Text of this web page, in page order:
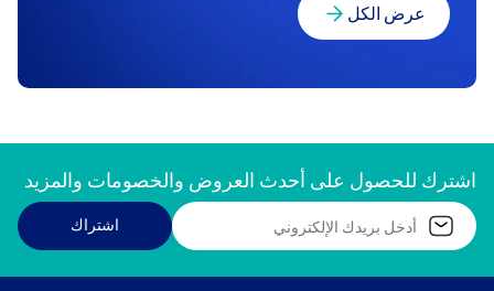
عرض الكل
اشترك للحصول على أحدث العروض والخصومات والمزيد
اشتراك